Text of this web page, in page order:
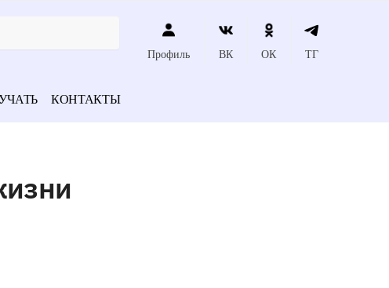
Профиль ВК ОК ТГ
КОНТАКТЫ